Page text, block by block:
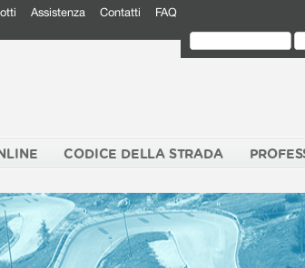
Assistenza Contatti FAQ
CODICE DELLA STRADA